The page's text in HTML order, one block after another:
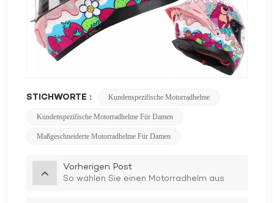
STICHWORTE : Kundenspezifische Motorradhelme
Kundenspezifische Motorradhelme Für Damen
Maßgeschneiderte Motorradhelme Für Damen
Vorherigen Post
So wählen Sie einen Motorradhelm aus